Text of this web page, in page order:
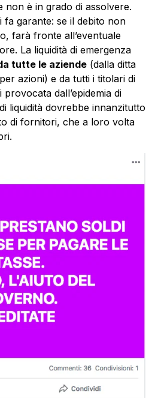
non è in grado di assolvere.
fa garante: se il debito non
farà fronte all’eventuale
La liquidità di emergenza
tutte le aziende (dalla ditta
azioni) e da tutti i titolari di
dall’epidemia di
liquidità dovrebbe innanzitutto
di fornitori, che a loro volta